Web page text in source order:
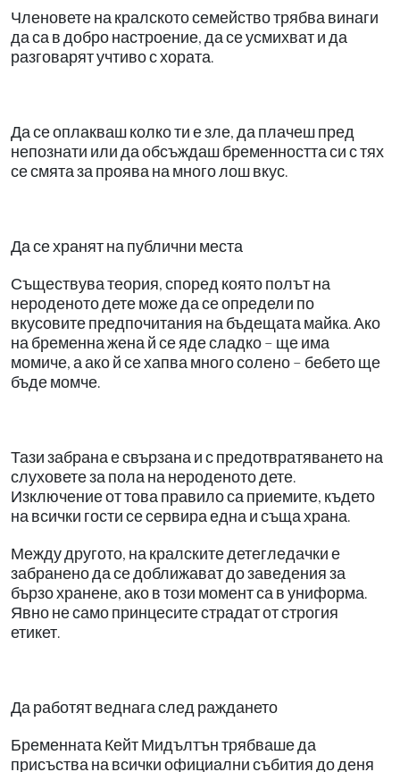
Членовете на кралското семейство трябва винаги
да са в добро настроение, да се усмихват и да
разговарят учтиво с хората.
Да се оплакваш колко ти е зле, да плачеш пред
непознати или да обсъждаш бременността си с тях
се смята за проява на много лош вкус.
Да се хранят на публични места
Съществува теория, според която полът на
нероденото дете може да се определи по
вкусовите предпочитания на бъдещата майка. Ако
на бременна жена й се яде сладко – ще има
момиче, а ако й се хапва много солено – бебето ще
бъде момче.
Тази забрана е свързана и с предотвратяването на
слуховете за пола на нероденото дете.
Изключение от това правило са приемите, където
на всички гости се сервира една и съща храна.
Между другото, на кралските детегледачки е
забранено да се доближават до заведения за
бързо хранене, ако в този момент са в униформа.
Явно не само принцесите страдат от строгия
етикет.
Да работят веднага след раждането
Бременната Кейт Мидълтън трябваше да
присъства на всички официални събития до деня